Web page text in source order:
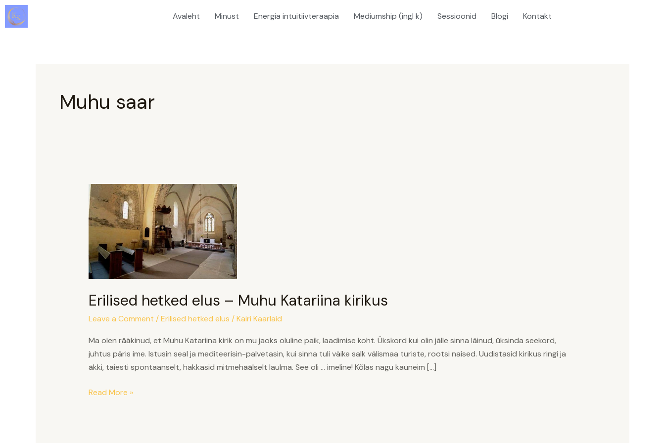
Skip
to
Avaleht Minust Energia intuitiivteraapia Mediumship (ingl k) Sessioonid Blogi Kontakt
Muhu saar
Erilised hetked elus – Muhu Katariina kirikus
Leave a Comment /Erilised hetked elus /Kairi Kaarlaid
Ma olen rääkinud, et Muhu Katariina kirik on mu jaoks oluline paik, laadimise koht. Ükskord kui olin jälle sinna läinud, üksinda seekord,
juhtus päris ime. Istusin seal ja mediteerisin-palvetasin, kui sinna tuli väike salk välismaa turiste, rootsi naised. Uudistasid kirikus ringi ja
äkki, täiesti spontaanselt, hakkasid mitmehäälselt laulma. See oli … imeline! Kõlas nagu kauneim […]
Erilised
hetked
elus
Muhu
Katariina
kirikus
Read More »